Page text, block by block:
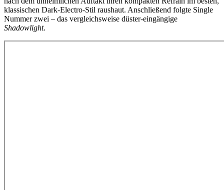
klassischen Dark-Electro-Stil raushaut. Anschließend folgte Single
Nummer zwei – das vergleichsweise düster-eingängige
Shadowlight.